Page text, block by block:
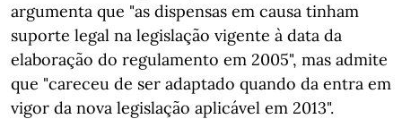
argumenta que "as dispensas em causa tinham
suporte legal na legislação vigente à data da
elaboração do regulamento em 2005", mas admite
que "careceu de ser adaptado quando da entra em
vigor da nova legislação aplicável em 2013".